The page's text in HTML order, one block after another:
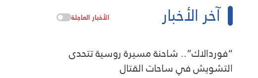
آخر الأخبار الأخبار العاجلة
“فوردالاك”.. شاحنة مسيرة روسية تتحدى
التشويش في ساحات القتال